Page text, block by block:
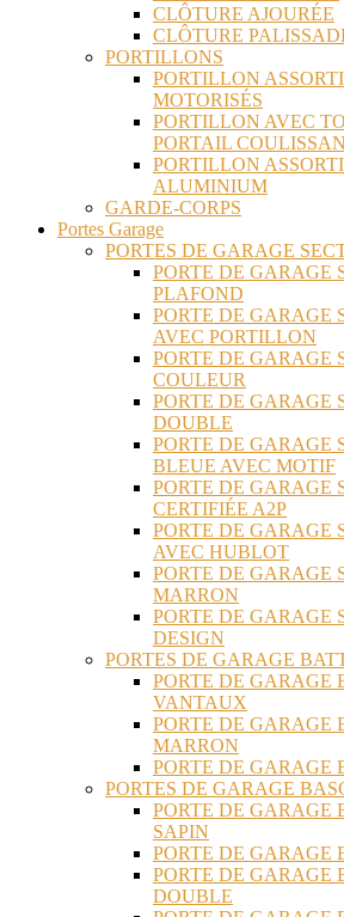
CLÔTURE AJOURÉE
CLÔTURE
PORTILLONS
PORTILLON
MOTORISÉS
PORTILLON AVEC
PORTAIL
PORTILLON
ALUMINIUM
GARDE-CORPS
Portes Garage
PORTES DE GARAGE
PORTE DE GARAGE
PLAFOND
PORTE DE GARAGE
AVEC PORTILLON
PORTE DE GARAGE
COULEUR
PORTE DE GARAGE
DOUBLE
PORTE DE GARAGE
BLEUE AVEC MOTIF
PORTE DE GARAGE
CERTIFIÉE A2P
PORTE DE GARAGE
AVEC HUBLOT
PORTE DE GARAGE
MARRON
PORTE DE GARAGE
DESIGN
PORTES DE GARAGE
PORTE DE GARAGE
VANTAUX
PORTE DE GARAGE
MARRON
PORTE DE GARAGE
PORTES DE GARAGE
PORTE DE GARAGE
SAPIN
PORTE DE GARAGE
PORTE DE GARAGE
DOUBLE